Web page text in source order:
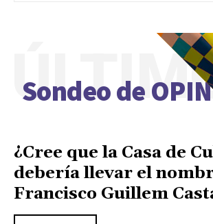
Sondeo de
¿Cree que la Casa de
debería llevar el
Francisco Guillem